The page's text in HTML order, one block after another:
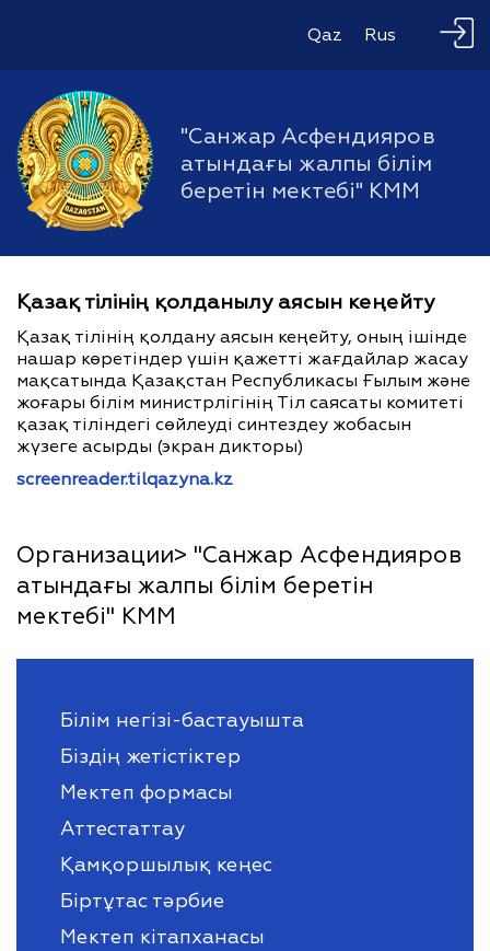
Qaz Rus
"Санжар Асфендияров
атындағы жалпы білім
беретін мектебі" КММ
Қазақ тілінің қолданылу аясын кеңейту
Қазақ тілінің қолдану аясын кеңейту, оның ішінде
нашар көретіндер үшін қажетті жағдайлар жасау
мақсатында Қазақстан Республикасы Ғылым және
жоғары білім министрлігінің Тіл саясаты комитеті
қазақ тіліндегі сөйлеуді синтездеу жобасын
жүзеге асырды (экран дикторы)
screenreader.tilqazyna.kz
Организации> "Санжар Асфендияров
атындағы жалпы білім беретін
мектебі" КММ
Білім негізі-бастауышта
Біздің жетістіктер
Мектеп формасы
Аттестаттау
Қамқоршылық кеңес
Біртұтас тәрбие
Мектеп кітапханасы